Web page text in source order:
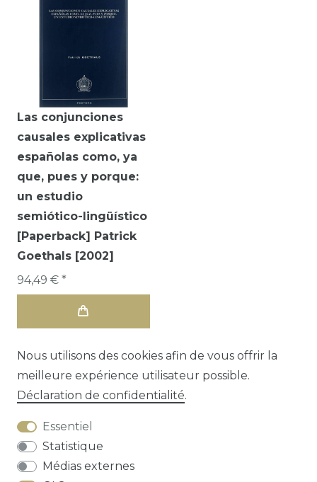
Las conjunciones
causales explicativas
españolas como, ya
que, pues y porque:
un estudio
semiótico-lingüístico
[Paperback] Patrick
Goethals [2002]
94,49 € *
Nous utilisons des cookies afin de vous offrir la
meilleure expérience utilisateur possible.
Déclaration de confidentialité.
Essentiel
Statistique
Médias externes